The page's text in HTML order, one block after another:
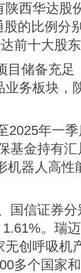
西华达股
的比例分
前十大股
目储备充
务板块，
2025年一
基金持有
机器人高
国信证券
。瑞
创呼吸机
多个国家